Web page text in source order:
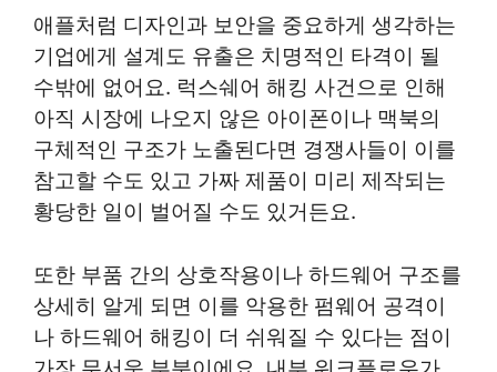
애플처럼 디자인과 보안을 중요하게 생각하는
기업에게 설계도 유출은 치명적인 타격이 될
수밖에 없어요. 럭스쉐어 해킹 사건으로 인해
아직 시장에 나오지 않은 아이폰이나 맥북의
구체적인 구조가 노출된다면 경쟁사들이 이를
참고할 수도 있고 가짜 제품이 미리 제작되는
황당한 일이 벌어질 수도 있거든요.
또한 부품 간의 상호작용이나 하드웨어 구조를
상세히 알게 되면 이를 악용한 펌웨어 공격이
나 하드웨어 해킹이 더 쉬워질 수 있다는 점이